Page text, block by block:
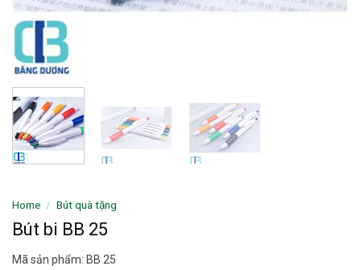
Home / Bút quà tặng
Bút bi BB 25
Mã sản phẩm: BB 25